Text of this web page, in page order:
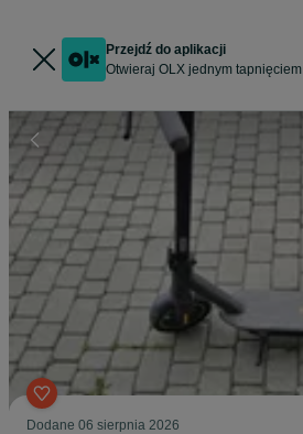
Przejdź do aplikacji
Otwieraj OLX jednym tapnięciem
Dodane 06 sierpnia 2026